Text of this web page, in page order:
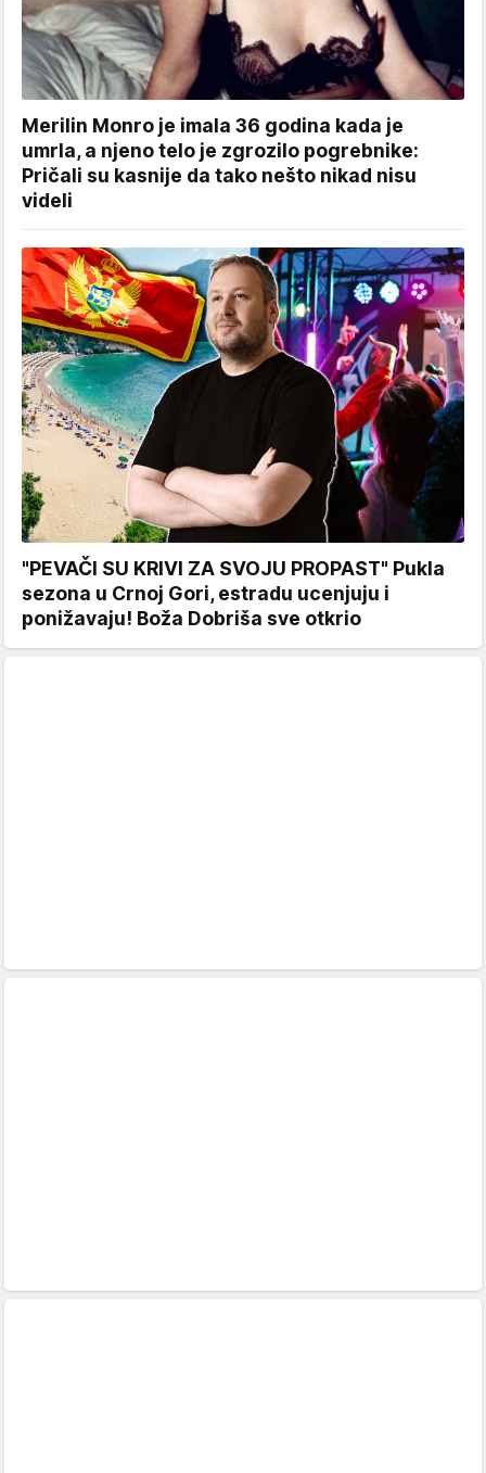
Merilin Monro je imala 36 godina kada je
umrla, a njeno telo je zgrozilo pogrebnike:
Pričali su kasnije da tako nešto nikad nisu
videli
"PEVAČI SU KRIVI ZA SVOJU PROPAST" Pukla
sezona u Crnoj Gori, estradu ucenjuju i
ponižavaju! Boža Dobriša sve otkrio